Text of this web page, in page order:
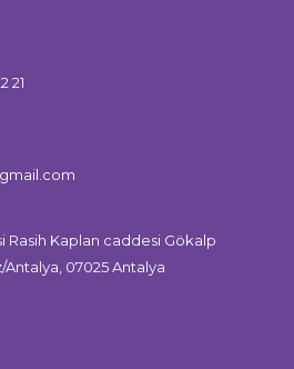
21
Rasih Kaplan caddesi Gökalp
07025 Antalya